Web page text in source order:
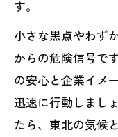
す。
小さな黒点やわず
からの危険信号で
の安心と企業イメ
迅速に行動しまし
たら、東北の気候